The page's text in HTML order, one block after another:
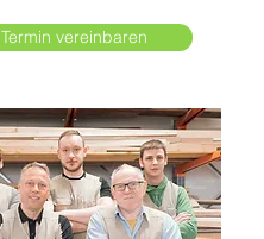
Termin vereinbaren